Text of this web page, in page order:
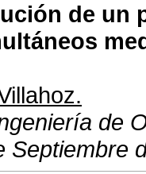
de un
de
Septiembre